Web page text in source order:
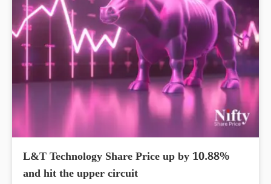
L&T Technology Share Price up by 10.88%
and hit the upper circuit